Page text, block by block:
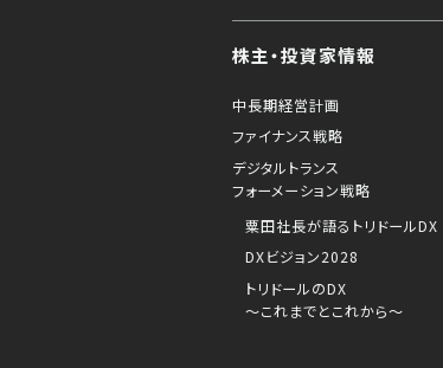
株主・投資家情報
中長期経営計画
ファイナンス戦略
デジタルトランス
フォーメーション戦略
粟田社長が語るトリドールDX
DXビジョン2028
トリドールのDX
～これまでとこれから～